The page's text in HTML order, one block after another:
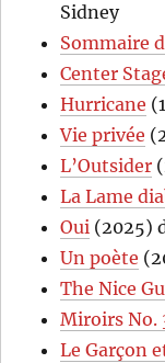
Sidney
Sommaire
Center
Hurricane
Vie privée
L’Outsider
La Lame
Oui (2025)
Un poète
The Nice
Miroirs No.
Le Garçon